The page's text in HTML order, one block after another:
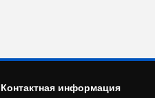
Контактная информация